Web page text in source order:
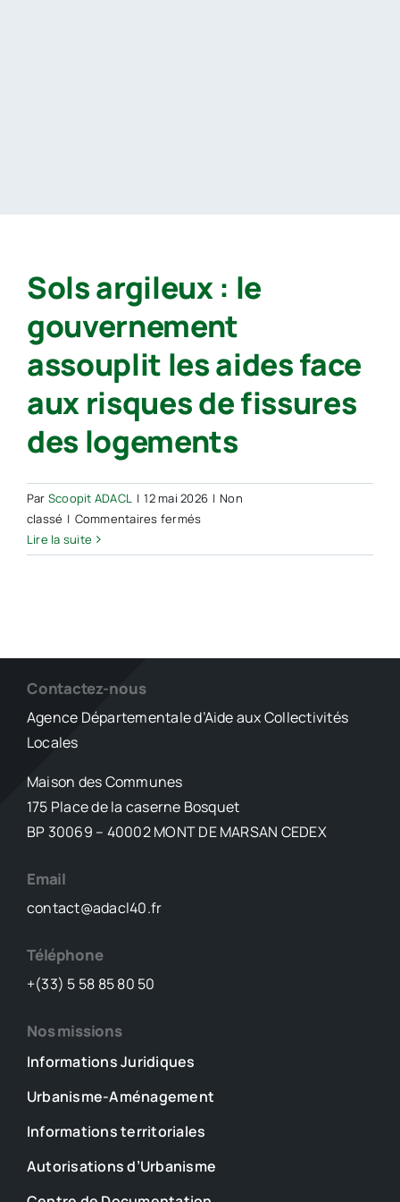
Sols argileux : le
gouvernement
assouplit les aides face
aux risques de fissures
des logements
Par Scoopit ADACL | 12 mai 2026 | Non
classé | Commentaires ferméssur
argileux :
aides
risques
logements
Lire la suite
Contactez-nous
Agence Départementale d’Aide aux Collectivités
Locales
Maison des Communes
175 Place de la caserne Bosquet
BP 30069 – 40002 MONT DE MARSAN CEDEX
Email
contact@adacl40.fr
Téléphone
+(33) 5 58 85 80 50
Nos missions
Informations Juridiques
Urbanisme-Aménagement
Informations territoriales
Autorisations d’Urbanisme